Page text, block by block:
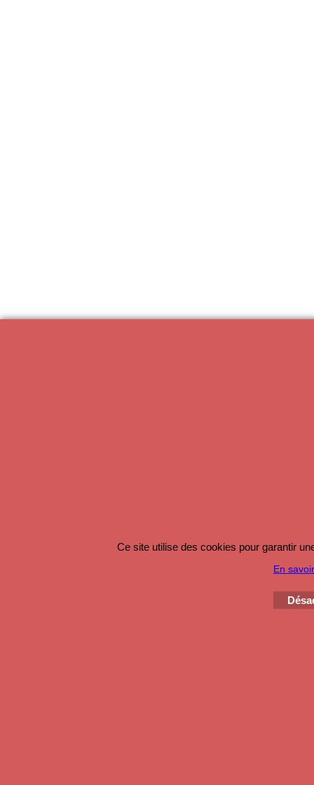
Ce site utilise des cookies pour garantir
En